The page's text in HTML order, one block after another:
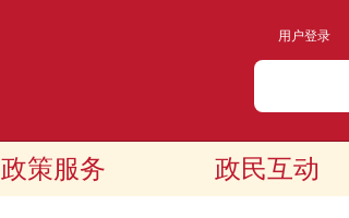
用户登录
政策服务 政民互动